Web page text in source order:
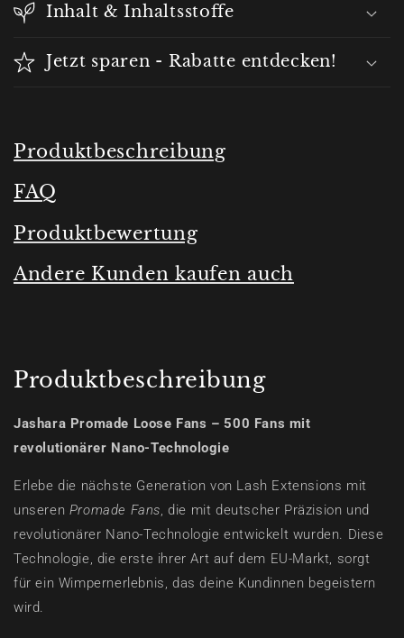
Inhalt & Inhaltsstoffe
Jetzt sparen - Rabatte entdecken!
Produktbeschreibung
FAQ
Produktbewertung
Andere Kunden kaufen auch
Produktbeschreibung
Jashara Promade Loose Fans – 500 Fans mit
revolutionärer Nano-Technologie
Erlebe die nächste Generation von Lash Extensions mit
unseren Promade Fans , die mit deutscher Präzision und
revolutionärer Nano-Technologie entwickelt wurden. Diese
Technologie, die erste ihrer Art auf dem EU-Markt, sorgt
für ein Wimpernerlebnis, das deine Kundinnen begeistern
wird.